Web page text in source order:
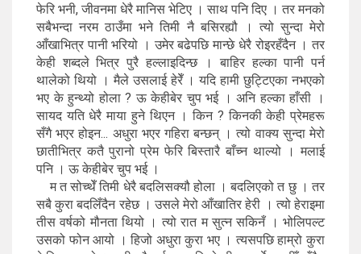
फेरि भनी, जीवनमा धेरै मानिस भेटिए । साथ पनि दिए । तर मनको
सबैभन्दा नरम ठाउँमा भने तिमी नै बसिरह्यौ । त्यो सुन्दा मेरो
आँखाभित्र पानी भरियो । उमेर बढेपछि मान्छे धेरै रोइरहँदैन । तर
केही शब्दले भित्र पुरै हल्लाइदिन्छ । बाहिर हल्का पानी पर्न
थालेको थियो । मैले उसलाई हेरेँ । यदि हामी छुट्टिएका नभएको
भए के हुन्थ्यो होला ? ऊ केहीबेर चुप भई । अनि हल्का हाँसी ।
सायद यति धेरै माया हुने थिएन । किन ? किनकी केही प्रेमहरू
सँगै भएर होइन... अधुरा भएर गहिरा बन्छन् । त्यो वाक्य सुन्दा मेरो
छातीभित्र कतै पुरानो प्रेम फेरि बिस्तारै बाँच्न थाल्यो । मलाई
पनि । ऊ केहीबेर चुप भई ।
म त सोच्थेँ तिमी धेरै बदलिसक्यौ होला । बदलिएको त छु । तर
सबै कुरा बदलिँदैन रहेछ । उसले मेरो आँखातिर हेरी । त्यो हेराइमा
तीस वर्षको मौनता थियो । त्यो रात म सुत्न सकिनँ । भोलिपल्ट
उसको फोन आयो । हिजो अधुरा कुरा भए । त्यसपछि हाम्रो कुरा